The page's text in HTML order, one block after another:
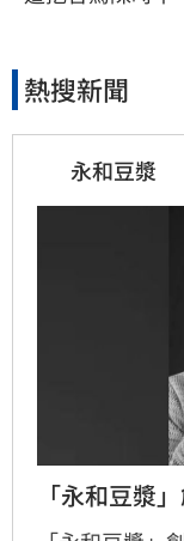
熱搜新聞
永和豆漿
「永和豆漿